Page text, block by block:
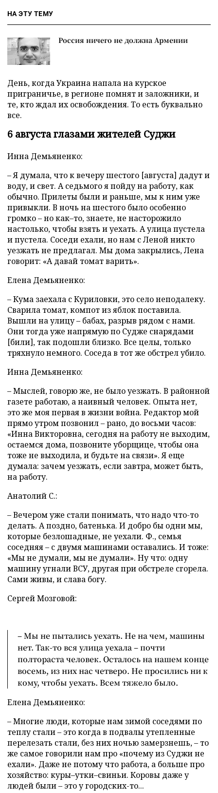
НА ЭТУ ТЕМУ
Россия ничего не должна Армении
День, когда Украина напала на курское
приграничье, в регионе помнят и заложники, и
те, кто ждал их освобождения. То есть буквально
все.
6 августа глазами жителей Суджи
Инна Демьяненко:
– Я думала, что к вечеру шестого [августа] дадут и
воду, и свет. А седьмого я пойду на работу, как
обычно. Прилеты были и раньше, мы к ним уже
привыкли. В ночь на шестого было особенно
громко – но как–то, знаете, не насторожило
настолько, чтобы взять и уехать. А улица пустела
и пустела. Соседи ехали, но нам с Леной никто
уезжать не предлагал. Мы дома закрылись, Лена
говорит: «А давай томат варить».
Елена Демьяненко:
– Кума заехала с Куриловки, это село неподалеку.
Сварила томат, компот из яблок поставила.
Вышли на улицу – бабах, разрыв рядом с нами.
Они тогда уже напрямую по Судже снарядами
[били], так подошли близко. Все целы, только
тряхнуло немного. Соседа в тот же обстрел убило.
Инна Демьяненко:
– Мыслей, говорю же, не было уезжать. В районной
газете работаю, а наивный человек. Опыта нет,
это же моя первая в жизни война. Редактор мой
прямо утром позвонил – рано, до восьми часов:
«Инна Викторовна, сегодня на работу не выходим,
остаемся дома, позвоните уборщице, чтобы она
тоже не выходила, и будьте на связи». Я еще
думала: зачем уезжать, если завтра, может быть,
на работу.
Анатолий С.:
– Вечером уже стали понимать, что надо что-то
делать. А поздно, батенька. И добро бы одни мы,
которые безлошадные, не уехали. Ф., семья
соседняя – с двумя машинами оставались. И тоже:
«Мы не думали, мы не думали». Ну что: одну
машину угнали ВСУ, другая при обстреле сгорела.
Сами живы, и слава богу.
Сергей Мозговой:
– Мы не пытались уехать. Не на чем, машины
нет. Так-то вся улица уехала – почти
полтораста человек. Осталось на нашем конце
восемь, из них нас четверо. Не просились ни к
кому, чтобы уехать. Всем тяжело было.
Елена Демьяненко:
– Многие люди, которые нам зимой соседями по
теплу стали – это когда в подвалы утепленные
перелезать стали, без них ночью замерзнешь, – то
же самое говорили нам про «почему из Суджи не
ехали». Даже не потому что работа, а больше про
хозяйство: куры–утки–свиньи. Коровы даже у
людей были – это у городских-то...